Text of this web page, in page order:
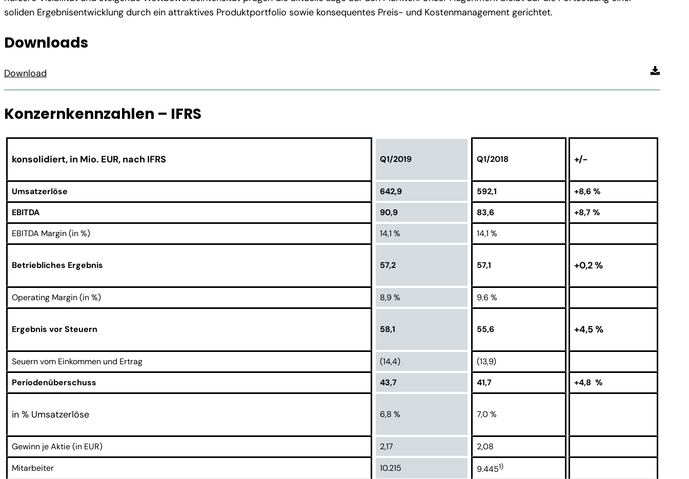
soliden Ergebnisentwicklung durch ein attraktives Produktportfolio sowie konsequentes Preis- und Kostenmanagement gerichtet.
Downloads
Download
Konzernkennzahlen – IFRS
konsolidiert, in Mio. EUR, nach IFRS Q1/2019 Q1/2018 +/-
Umsatzerlöse 642,9 592,1
+8,6 %
EBITDA
90,9 83,6
+8,7 %
EBITDA Margin (in %)
14,1 % 14,1 %
Betriebliches Ergebnis 57,2 57,1 +0,2 %
Operating Margin (in %) 8,9 % 9,6 %
Ergebnis vor Steuern 58,1 55,6 +4,5 %
Seuern vom Einkommen und Ertrag (14,4)
(13,9)
Periodenüberschuss
43,7 41,7 +4,8 %
in % Umsatzerlöse 6,8 % 7,0 %
Gewinn je Aktie (in EUR) 2,17
2,08
Mitarbeiter
10.215 9.4451)